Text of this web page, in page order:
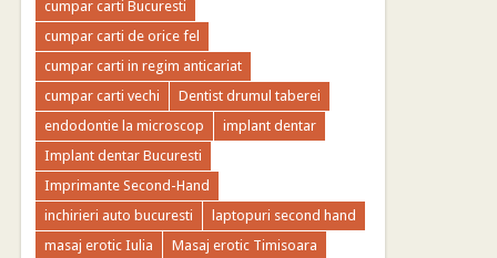
cumpar carti Bucuresti
cumpar carti de orice fel
cumpar carti in regim anticariat
cumpar carti vechi
Dentist drumul taberei
endodontie la microscop
implant dentar
Implant dentar Bucuresti
Imprimante Second-Hand
inchirieri auto bucuresti
laptopuri second hand
masaj erotic Iulia
Masaj erotic Timisoara